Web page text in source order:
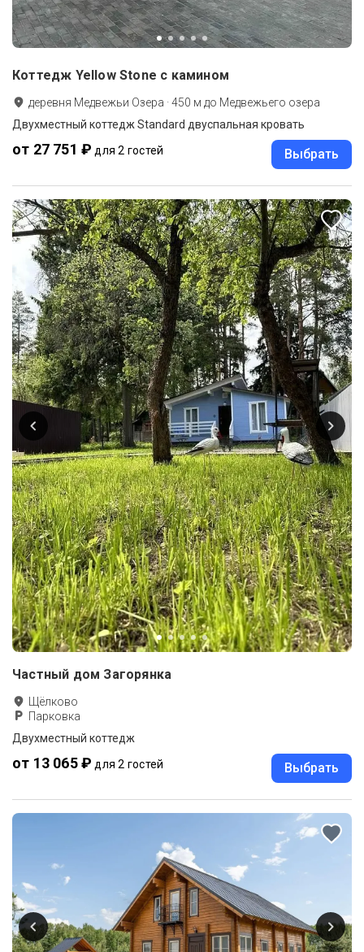
Коттедж Yellow Stone с камином
деревня Медвежьи Озера ·450 м до Медвежьего озера
Двухместный коттедж Standard двуспальная кровать
от 27 751 ₽ для 2 гостей Выбрать
Частный дом Загорянка
Щёлково
Парковка
Двухместный коттедж
от 13 065 ₽ для 2 гостей Выбрать